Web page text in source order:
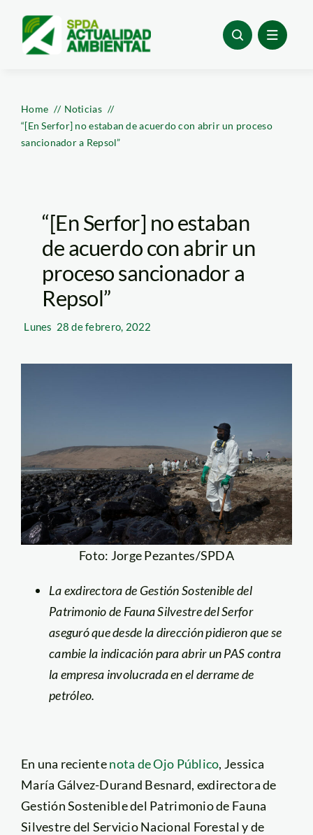
content
Home
Noticias
“[En Serfor] no estaban de acuerdo con abrir un proceso
sancionador a Repsol”
“[En Serfor] no estaban
de acuerdo con abrir un
proceso sancionador a
Repsol”
Lunes 28 de febrero, 2022
Foto: Jorge Pezantes/SPDA
La exdirectora de Gestión Sostenible del
Patrimonio de Fauna Silvestre del Serfor
aseguró que desde la dirección pidieron que se
cambie la indicación para abrir un PAS contra
la empresa involucrada en el derrame de
petróleo.
En una recientenota de Ojo Público, Jessica
María Gálvez-Durand Besnard, exdirectora de
Gestión Sostenible del Patrimonio de Fauna
Silvestre del Servicio Nacional Forestal y de